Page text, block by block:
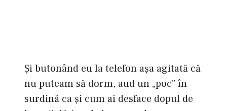
Şi butonând eu la telefon aşa agitată că
nu puteam să dorm, aud un „poc” în
surdină ca şi cum ai desface dopul de